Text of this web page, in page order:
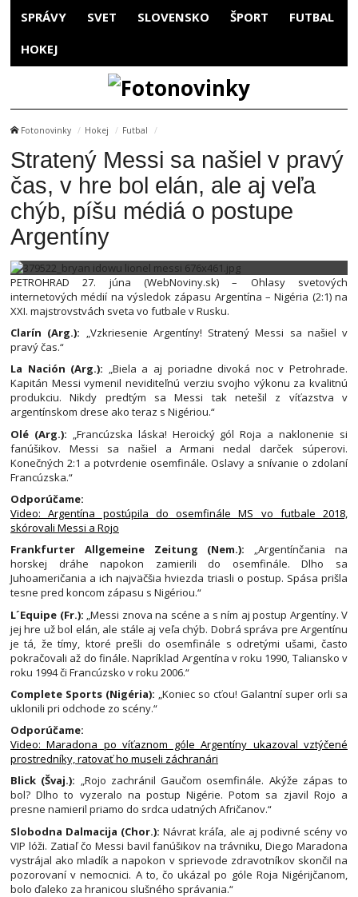
SPRÁVY SVET SLOVENSKO ŠPORT FUTBAL
HOKEJ
Fotonovinky Hokej Futbal
Stratený Messi sa našiel v pravý
čas, v hre bol elán, ale aj veľa
chýb, píšu médiá o postupe
Argentíny
PETROHRAD 27. júna (WebNoviny.sk) – Ohlasy svetových
internetových médií na výsledok zápasu Argentína – Nigéria (2:1) na
XXI. majstrovstvách sveta vo futbale v Rusku.
Clarín (Arg.): „Vzkriesenie Argentíny! Stratený Messi sa našiel v
pravý čas.“
La Nación (Arg.): „Biela a aj poriadne divoká noc v Petrohrade.
Kapitán Messi vymenil neviditeľnú verziu svojho výkonu za kvalitnú
produkciu. Nikdy predtým sa Messi tak netešil z víťazstva v
argentínskom drese ako teraz s Nigériou.“
Olé (Arg.): „Francúzska láska! Heroický gól Roja a naklonenie si
fanúšikov. Messi sa našiel a Armani nedal darček súperovi.
Konečných 2:1 a potvrdenie osemfinále. Oslavy a snívanie o zdolaní
Francúzska.“
Odporúčame:
Video: Argentína postúpila do osemfinále MS vo futbale 2018,
skórovali Messi a Rojo
Frankfurter Allgemeine Zeitung (Nem.): „Argentínčania na
horskej dráhe napokon zamierili do osemfinále. Dlho sa
Juhoameričania a ich najväčšia hviezda triasli o postup. Spása prišla
tesne pred koncom zápasu s Nigériou.“
L´Equipe (Fr.): „Messi znova na scéne a s ním aj postup Argentíny. V
jej hre už bol elán, ale stále aj veľa chýb. Dobrá správa pre Argentínu
je tá, že tímy, ktoré prešli do osemfinále s odretými ušami, často
pokračovali až do finále. Napríklad Argentína v roku 1990, Taliansko v
roku 1994 či Francúzsko v roku 2006.“
Complete Sports (Nigéria): „Koniec so cťou! Galantní super orli sa
uklonili pri odchode zo scény.“
Odporúčame:
Video: Maradona po víťaznom góle Argentíny ukazoval vztýčené
prostredníky, ratovať ho museli záchranári
Blick (Švaj.): „Rojo zachránil Gaučom osemfinále. Akýže zápas to
bol? Dlho to vyzeralo na postup Nigérie. Potom sa zjavil Rojo a
presne namieril priamo do srdca udatných Afričanov.“
Slobodna Dalmacija (Chor.): Návrat kráľa, ale aj podivné scény vo
VIP lóži. Zatiaľ čo Messi bavil fanúšikov na trávniku, Diego Maradona
vystrájal ako mladík a napokon v sprievode zdravotníkov skončil na
pozorovaní v nemocnici. A to, čo ukázal po góle Roja Nigérijčanom,
bolo ďaleko za hranicou slušného správania.“